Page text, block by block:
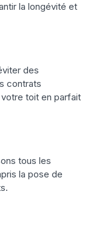
la longévité et
des
contrats
votre toit en parfait
tous les
la pose de